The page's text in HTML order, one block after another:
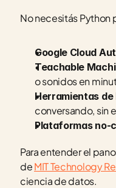
No necesitás Python
Google Cloud
Teachable
o sonidos en
Herramientas de
conversando, sin
Plataformas no-
Para entender el
de MIT Technology
ciencia de datos.